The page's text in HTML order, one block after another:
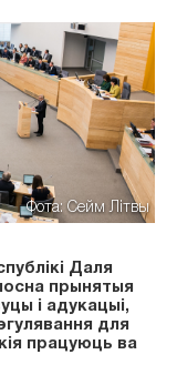
Фота: Сейм Літвы
Даля
прынятыя
і адукацыі,
для
працуюць ва